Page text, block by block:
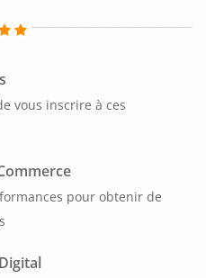
ces techniques, vous pouvez
mais aussi renforcer leur
en eux.
de la résolution de conflits
futurs. En identifiant et en
des conflits, vous pouvez
à l'avenir.
vous inscrire à ces
pour obtenir de